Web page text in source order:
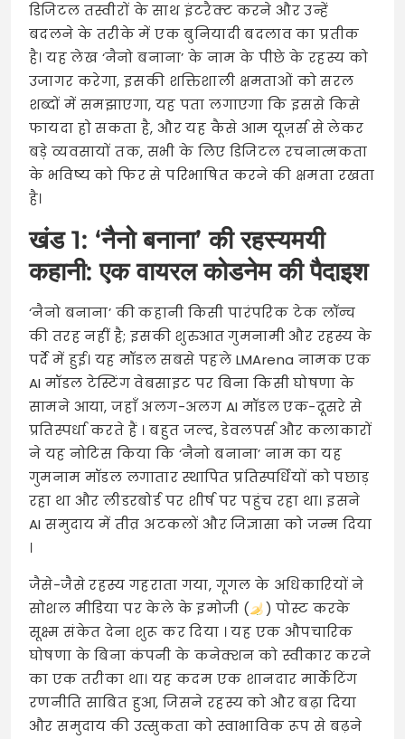
डिजिटल तस्वीरों के साथ इंटरैक्ट करने और उन्हें
बदलने के तरीके में एक बुनियादी बदलाव का प्रतीक
है। यह लेख ‘नैनो बनाना’ के नाम के पीछे के रहस्य को
उजागर करेगा, इसकी शक्तिशाली क्षमताओं को सरल
शब्दों में समझाएगा, यह पता लगाएगा कि इससे किसे
फायदा हो सकता है, और यह कैसे आम यूज़र्स से लेकर
बड़े व्यवसायों तक, सभी के लिए डिजिटल रचनात्मकता
के भविष्य को फिर से परिभाषित करने की क्षमता रखता
है।
खंड 1: ‘नैनो बनाना’ की रहस्यमयी
कहानी: एक वायरल कोडनेम की पैदाइश
‘नैनो बनाना’ की कहानी किसी पारंपरिक टेक लॉन्च
की तरह नहीं है; इसकी शुरुआत गुमनामी और रहस्य के
पर्दे में हुई। यह मॉडल सबसे पहले LMArena नामक एक
AI मॉडल टेस्टिंग वेबसाइट पर बिना किसी घोषणा के
सामने आया, जहाँ अलग-अलग AI मॉडल एक-दूसरे से
प्रतिस्पर्धा करते हैं । बहुत जल्द, डेवलपर्स और कलाकारों
ने यह नोटिस किया कि ‘नैनो बनाना’ नाम का यह
गुमनाम मॉडल लगातार स्थापित प्रतिस्पर्धियों को पछाड़
रहा था और लीडरबोर्ड पर शीर्ष पर पहुंच रहा था। इसने
AI समुदाय में तीव्र अटकलों और जिज्ञासा को जन्म दिया
।
जैसे-जैसे रहस्य गहराता गया, गूगल के अधिकारियों ने
सोशल मीडिया पर केले के इमोजी (
) पोस्ट करके
सूक्ष्म संकेत देना शुरू कर दिया । यह एक औपचारिक
घोषणा के बिना कंपनी के कनेक्शन को स्वीकार करने
का एक तरीका था। यह कदम एक शानदार मार्केटिंग
रणनीति साबित हुआ, जिसने रहस्य को और बढ़ा दिया
और समुदाय की उत्सुकता को स्वाभाविक रूप से बढ़ने